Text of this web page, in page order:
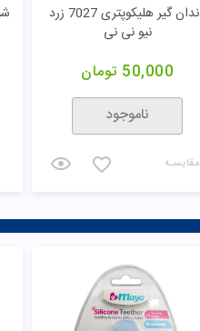
دندان گیر هلیکوپتری 7027 زرد
نیو نی نی
50,000 تومان
ناموجود
مقایسـه